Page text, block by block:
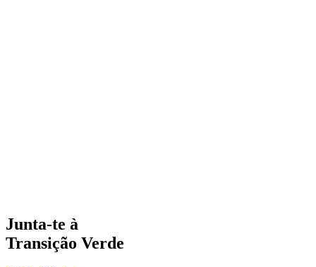
Junta-te à
Transição Verde